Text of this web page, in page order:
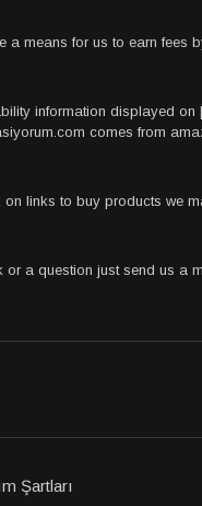
means for us to earn fees
information displayed on
comes from
links to buy products we
a question just send us a
Şartları